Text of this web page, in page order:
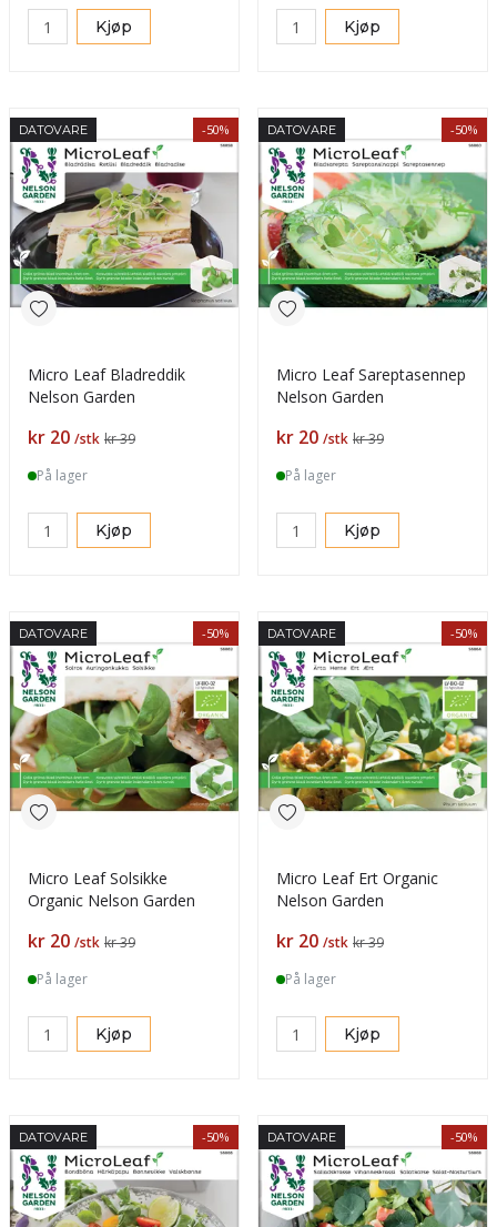
Kjøp Kjøp
DATOVARE -50%
Micro Leaf Bladreddik
Nelson Garden
Pris
kr 20 /stk kr 39
På lager
Kjøp
DATOVARE -50%
Micro Leaf Sareptasennep
Nelson Garden
Pris
kr 20 /stk kr 39
På lager
Kjøp
DATOVARE -50%
Micro Leaf Solsikke
Organic Nelson Garden
Pris
kr 20 /stk kr 39
På lager
Kjøp
DATOVARE -50%
Micro Leaf Ert Organic
Nelson Garden
Pris
kr 20 /stk kr 39
På lager
Kjøp
DATOVARE -50% DATOVARE -50%